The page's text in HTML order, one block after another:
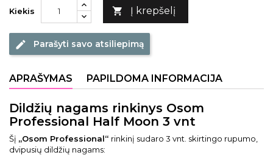
Kiekis  Į krepšelį
edit Parašyti savo atsiliepimą
APRAŠYMAS PAPILDOMA INFORMACIJA
Dildžių nagams rinkinys Osom
Professional Half Moon 3 vnt
Šį „Osom Professional“ rinkinį sudaro 3 vnt. skirtingo rupumo,
dvipusių dildžių nagams: